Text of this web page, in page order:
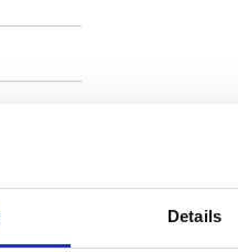
Details